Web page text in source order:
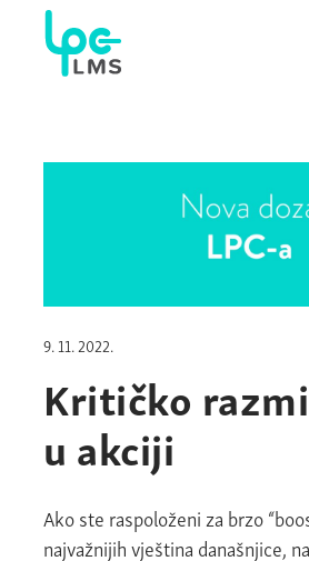
9. 11. 2022.
Kritičko
u akciji
Ako ste raspoloženi za brzo
najvažnijih vještina današnjice,